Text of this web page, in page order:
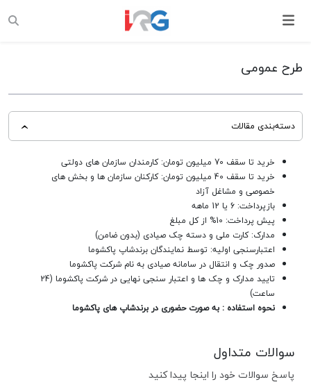
طرح عمومی
دسته‌بندی مقالات
خرید تا سقف 70 میلیون تومان: کارمندان سازمان های دولتی
خرید تا سقف 40 میلیون تومان: کارکنان سازمان ها و بخش های
خصوصی و مشاغل آزاد
بازپرداخت: 6 یا 12 ماهه
پیش پرداخت: 10% از کل مبلغ
مدارک: کارت ملی و دسته چک صیادی (بدون ضامن)
اعتبارسنجی اولیه: توسط نمایندگان برندشاپ پاکشوما
صدور چک و انتقال در سامانه صیادی به نام شرکت پاکشوما
تایید مدارک و چک ها و اعتبار سنجی نهایی در شرکت پاکشوما (24
ساعت)
نحوه استفاده : به صورت حضوری در برندشاپ های پاکشوما
سوالات متداول
پاسخ سوالات خود را اینجا پیدا کنید